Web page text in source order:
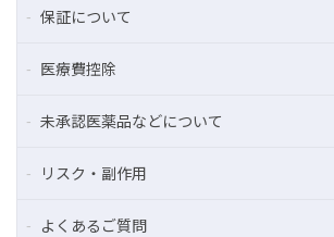
保証について
医療費控除
未承認医薬品などについて
リスク・副作用
よくあるご質問